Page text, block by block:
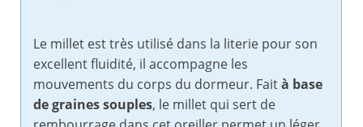
Le millet est très utilisé dans la literie pour son
excellent fluidité, il accompagne les
mouvements du corps du dormeur. Faità base
de graines souples, le millet qui sert de